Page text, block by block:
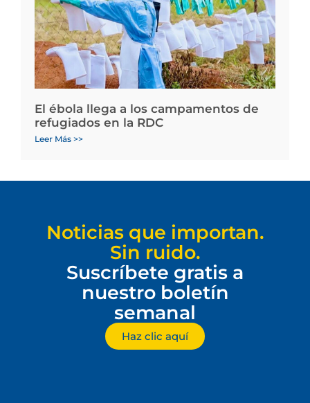
El ébola llega a los campamentos de
refugiados en la RDC
Leer Más >>
Noticias que importan.
Sin ruido.
Suscríbete gratis a
nuestro boletín
semanal
Haz clic aquí